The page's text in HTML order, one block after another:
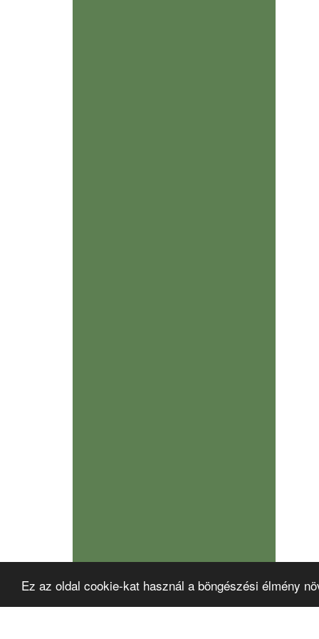
Ez az oldal cookie-kat használ a böngészési élmény